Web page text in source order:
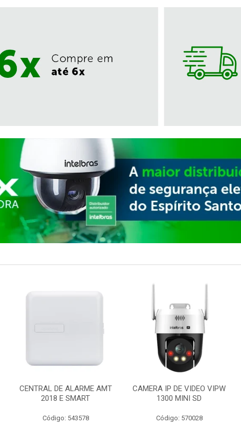
CENTRAL DE ALARME AMT
2018 E SMART
Código: 543578
CAMERA IP DE VIDEO VIPW
1300 MINI SD
Código: 570028